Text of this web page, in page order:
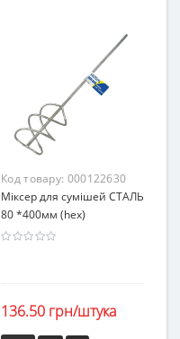
Код товару: 000122630
Міксер для сумішей СТАЛЬ
80 *400мм (hex)
136.50 грн/штука